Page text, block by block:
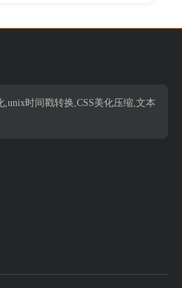
,unix时间戳转换,CSS美化压缩,文本